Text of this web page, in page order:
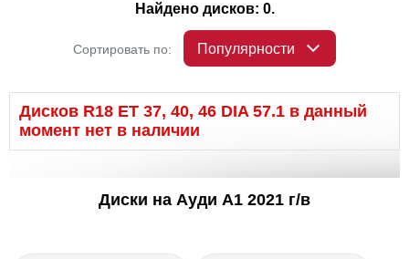
Найдено дисков: 0.
Сортировать по: Популярности
Дисков R18 ET 37, 40, 46 DIA 57.1 в данный
момент нет в наличии
Диски на Ауди A1 2021 г/в